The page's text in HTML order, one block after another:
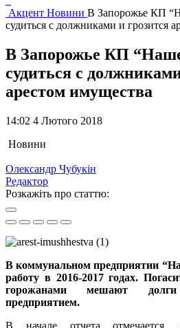
Акцент Новини В Запорожье КП
судиться с должниками и грозится
В Запорожье КП “Наше
судиться с
арестом имущества
14:02 4 Лютого 2018
Новини
Олександр Чубукін
Редактор
Розкажіть про статтю:
В коммунальном предприятии
работу в 2016-2017 годах.
горожанами мешают
предприятием.
В начале отчета отмечается,